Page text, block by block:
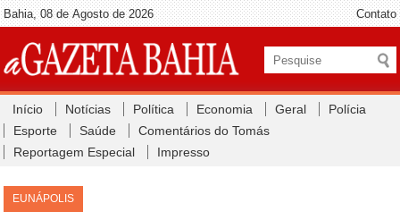
Bahia, 08 de Agosto de 2026 Contato
Início Notícias Política Economia Geral
Polícia
Esporte
Saúde
Comentários do Tomás
Reportagem Especial
Impresso
EUNÁPOLIS